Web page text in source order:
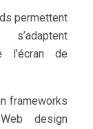
permettent
l’écran de
frameworks
design